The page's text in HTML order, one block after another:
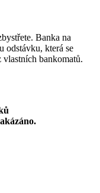
Banka na
odstávku, která se
bankomatů.